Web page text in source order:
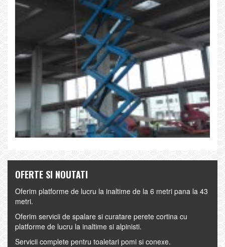
OFERTE SI NOUTATI
Oferim platforme de lucru la inaltime de la 6 metri pana la 43
metri.
Oferim servicii de spalare si curatare perete cortina cu
platforme de lucru la inaltime si alpinisti.
Servicii complete pentru toaletari pomi si conexe.